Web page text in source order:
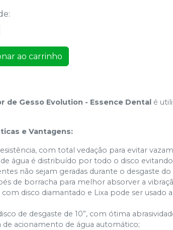
:
ao carrinho
de Gesso Evolution - Essence Dental é
e Vantagens:
com total vedação para evitar
água é distribuído por todo o disco
não sejam geradas durante o desgaste
de borracha para melhor absorver a
disco diamantado e Lixa pode ser usado
de desgaste de 10”, com ótima
de acionamento de água automático;